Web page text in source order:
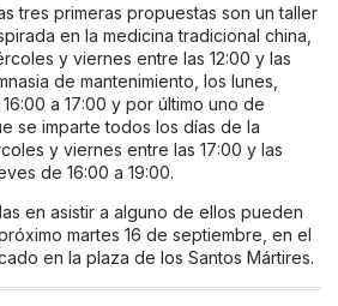
tres primeras propuestas son un taller
en la medicina tradicional china,
y viernes entre las 12:00 y las
de mantenimiento, los lunes,
a 17:00 y por último uno de
se imparte todos los días de la
y viernes entre las 17:00 y las
de 16:00 a 19:00.
en asistir a alguno de ellos pueden
martes 16 de septiembre, en el
en la plaza de los Santos Mártires.